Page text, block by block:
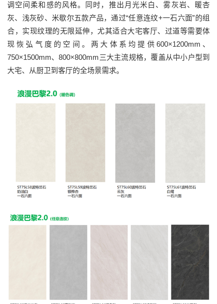
调空间柔和感的风格。同时，推出月光米白、雾灰岩、暖杏
灰、浅灰砂、米歇尔五款产品，通过“任意连纹+一石六面”的组
合，实现纹理的无限延伸，尤其适合大宅客厅、过道等需要体
现恢弘气度的空间。两大体系均提供600×1200mm、
750×1500mm、800×800mm三大主流规格，覆盖从中小户型到
大宅、从厨卫到客厅的全场景需求。